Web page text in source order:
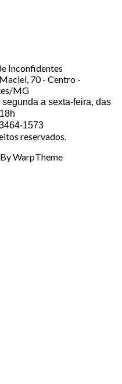
Inconfidentes
70 - Centro -
MG
a sexta-feira, das
1573
reservados.
WarpTheme